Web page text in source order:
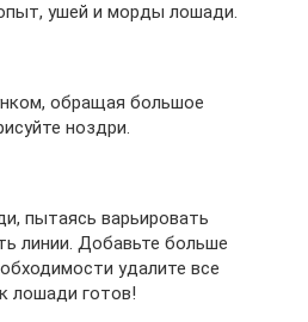
ушей и морды лошади.
обращая большое
ноздри.
пытаясь варьировать
линии. Добавьте больше
удалите все
лошади готов!